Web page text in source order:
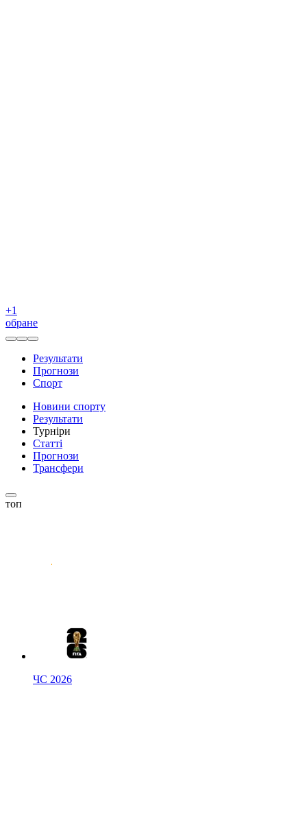
+1
обране
Результати
Прогнози
Спорт
Новини спорту
Результати
Турніри
Статті
Прогнози
Трансфери
топ
ЧС 2026